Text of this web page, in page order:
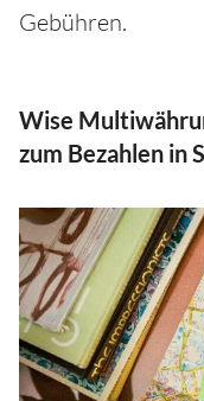
Gebühren.
Wise
zum Bezahlen in